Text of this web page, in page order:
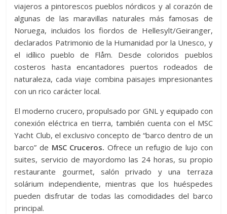
viajeros a pintorescos pueblos nórdicos y al corazón de
algunas de las maravillas naturales más famosas de
Noruega, incluidos los fiordos de Hellesylt/Geiranger,
declarados Patrimonio de la Humanidad por la Unesco, y
el idílico pueblo de Flåm. Desde coloridos pueblos
costeros hasta encantadores puertos rodeados de
naturaleza, cada viaje combina paisajes impresionantes
con un rico carácter local.
El moderno crucero, propulsado por GNL y equipado con
conexión eléctrica en tierra, también cuenta con el MSC
Yacht Club, el exclusivo concepto de “barco dentro de un
barco” de MSC Cruceros. Ofrece un refugio de lujo con
suites, servicio de mayordomo las 24 horas, su propio
restaurante gourmet, salón privado y una terraza
solárium independiente, mientras que los huéspedes
pueden disfrutar de todas las comodidades del barco
principal.